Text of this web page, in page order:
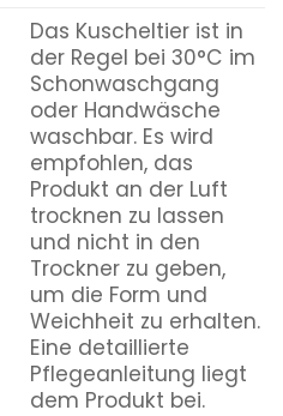
Das Kuscheltier ist in
der Regel bei 30°C im
Schonwaschgang
oder Handwäsche
waschbar. Es wird
empfohlen, das
Produkt an der Luft
trocknen zu lassen
und nicht in den
Trockner zu geben,
um die Form und
Weichheit zu erhalten.
Eine detaillierte
Pflegeanleitung liegt
dem Produkt bei.